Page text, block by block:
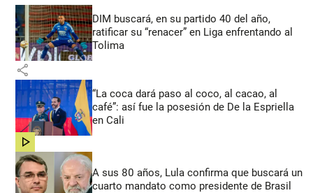
DIM buscará, en su partido 40 del año,
ratificar su “renacer” en Liga enfrentando al
Tolima
share
“La coca dará paso al coco, al cacao, al
café”: así fue la posesión de De la Espriella
en Cali
share
A sus 80 años, Lula confirma que buscará un
cuarto mandato como presidente de Brasil